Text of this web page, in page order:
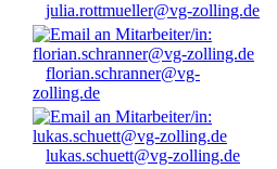
julia.rottmueller@vg-zolling.de
florian.schranner@vg-
zolling.de
lukas.schuett@vg-zolling.de